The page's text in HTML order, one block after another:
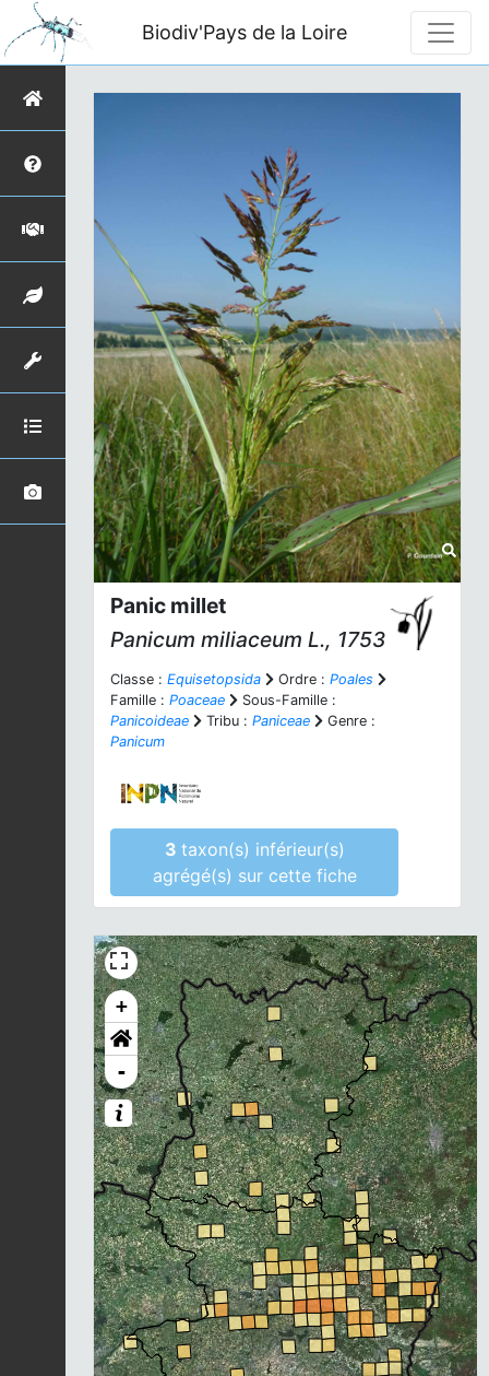
Biodiv'Pays de la Loire
Panic millet
Panicum miliaceum L., 1753
Classe : Equisetopsida Ordre : Poales
Famille : Poaceae
Sous-Famille :
Panicoideae
Tribu : Paniceae
Genre :
Panicum
3 taxon(s) inférieur(s)
agrégé(s) sur cette fiche
+
-